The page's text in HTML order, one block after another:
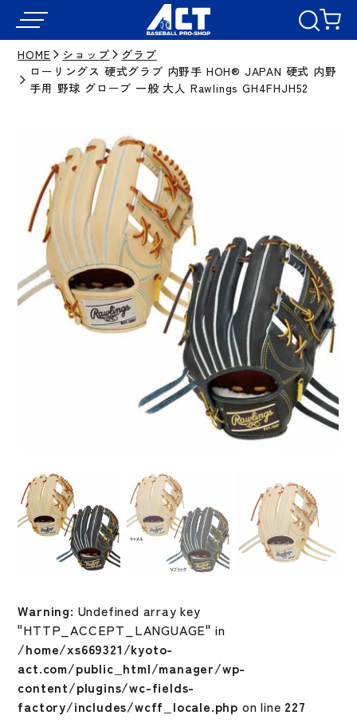
HOME ショップ
グラブ
ローリングス 硬式グラブ 内野手 HOH® JAPAN 硬式 内野
手用 野球 グローブ 一般 大人 Rawlings GH4FHJH52
Warning: Undefined array key
"HTTP_ACCEPT_LANGUAGE" in
/home/xs669321/kyoto-
act.com/public_html/manager/wp-
content/plugins/wc-fields-
factory/includes/wcff_locale.php on line 227